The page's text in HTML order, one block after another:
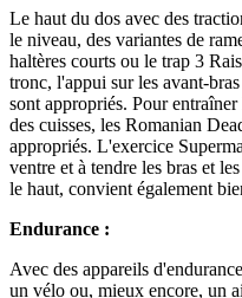
Le haut du dos avec des
le niveau, des variantes de
haltères courts ou le trap 3
tronc, l'appui sur les avant-
sont appropriés. Pour
des cuisses, les Romanian
appropriés. L'exercice
ventre et à tendre les bras et
le haut, convient également
Endurance :
Avec des appareils
un vélo ou, mieux encore, un